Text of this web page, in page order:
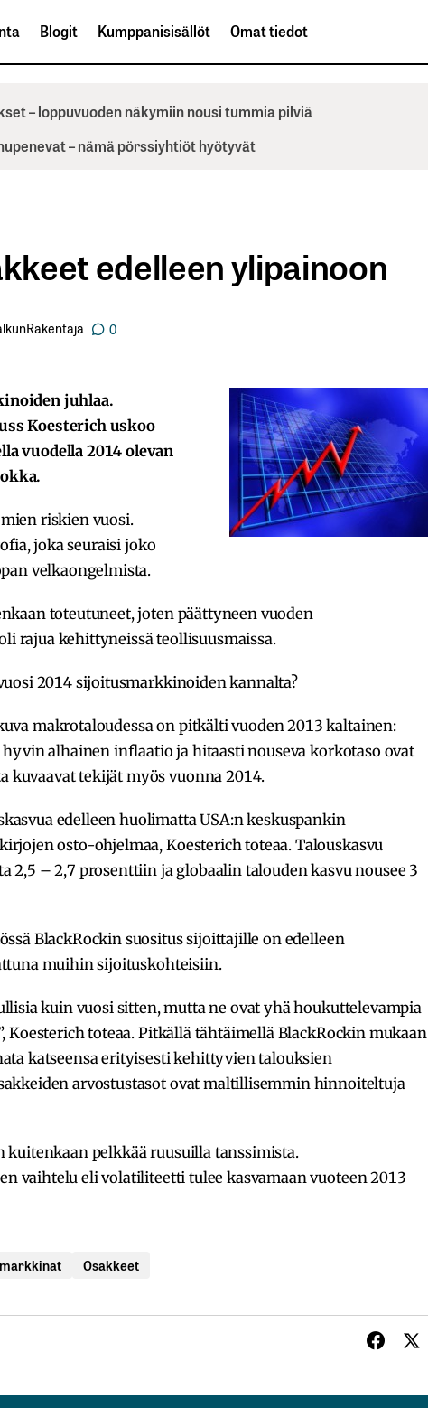
Blogit Kumppanisisällöt Omat tiedot
– loppuvuoden näkymiin nousi tummia pilviä
– nämä pörssiyhtiöt hyötyvät
edelleen ylipainoon
0
juhlaa.
Koesterich uskoo
vuodella 2014 olevan
riskien vuosi.
joka seuraisi joko
velkaongelmista.
toteutuneet, joten päättyneen vuoden
rajua kehittyneissä teollisuusmaissa.
2014 sijoitusmarkkinoiden kannalta?
makrotaloudessa on pitkälti vuoden 2013 kaltainen:
alhainen inflaatio ja hitaasti nouseva korkotaso ovat
kuvaavat tekijät myös vuonna 2014.
edelleen huolimatta USA:n keskuspankin
osto-ohjelmaa, Koesterich toteaa. Talouskasvu
2,5 – 2,7 prosenttiin ja globaalin talouden kasvu nousee 3
BlackRockin suositus sijoittajille on edelleen
muihin sijoituskohteisiin.
kuin vuosi sitten, mutta ne ovat yhä houkuttelevampia
Koesterich toteaa. Pitkällä tähtäimellä BlackRockin mukaan
katseensa erityisesti kehittyvien talouksien
arvostustasot ovat maltillisemmin hinnoiteltuja
kuitenkaan pelkkää ruusuilla tanssimista.
vaihtelu eli volatiliteetti tulee kasvamaan vuoteen 2013
Osakkeet